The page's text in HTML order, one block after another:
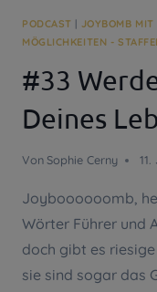
PODCAST
JOYBOMB
MÖGLICHKEITEN -
#33
Deines
VonSophie Cerny
Joyboooooomb,
Wörter Führer und
doch gibt es
sie sind sogar das